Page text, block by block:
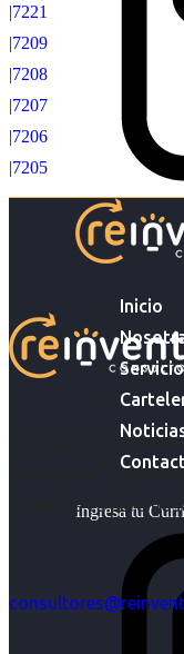
Inicio
Ingresa tu
|7221
|7209
|7208
|7207
|7206
|7205
Acompañar a
acompañar a
objetivos es para